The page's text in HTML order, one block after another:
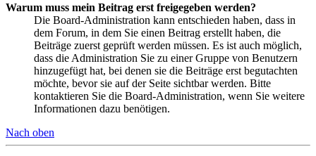
Warum muss mein Beitrag erst freigegeben werden?
Die Board-Administration kann entschieden haben, dass in
dem Forum, in dem Sie einen Beitrag erstellt haben, die
Beiträge zuerst geprüft werden müssen. Es ist auch möglich,
dass die Administration Sie zu einer Gruppe von Benutzern
hinzugefügt hat, bei denen sie die Beiträge erst begutachten
möchte, bevor sie auf der Seite sichtbar werden. Bitte
kontaktieren Sie die Board-Administration, wenn Sie weitere
Informationen dazu benötigen.
Nach oben